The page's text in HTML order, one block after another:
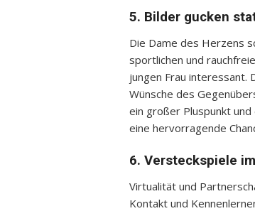
5. Bilder gucken
Die Dame des Herzens
sportlichen und
jungen Frau interessant.
Wünsche des
ein großer Pluspunkt
eine hervorragende
6. Versteckspiele
Virtualität und
Kontakt und